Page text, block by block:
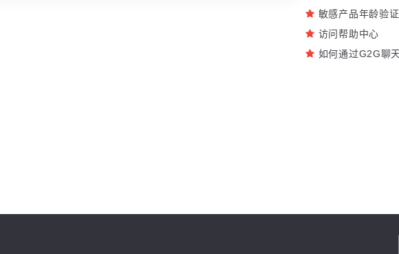
敏感产品年龄验证
访问帮助中心
如何通过G2G聊